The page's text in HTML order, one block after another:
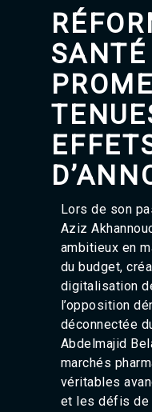
Lors de son
Aziz
ambitieux en
du budget,
digitalisation
l’opposition
déconnectée
Abdelmajid
marchés
véritables
et les défis de